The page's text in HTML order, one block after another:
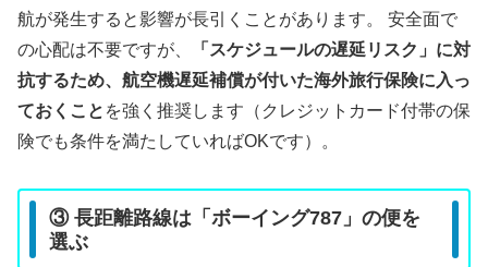
航が発生すると影響が長引くことがあります。 安全面で
の心配は不要ですが、
「スケジュールの遅延リスク」に対
抗するため、航空機遅延補償が付いた海外旅行保険に入っ
ておくこと を強く推奨します（クレジットカード付帯の保
険でも条件を満たしていればOKです）。
③ 長距離路線は「ボーイング787」の便を
選ぶ